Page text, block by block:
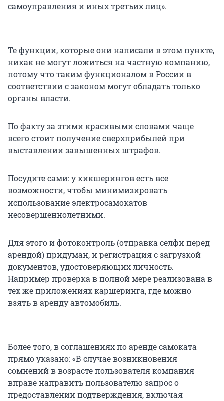
самоуправления и иных третьих лиц».
Те функции, которые они написали в этом пункте,
никак не могут ложиться на частную компанию,
потому что таким функционалом в России в
соответствии с законом могут обладать только
органы власти.
По факту за этими красивыми словами чаще
всего стоит получение сверхприбылей при
выставлении завышенных штрафов.
Посудите сами: у кикшерингов есть все
возможности, чтобы минимизировать
использование электросамокатов
несовершеннолетними.
Для этого и фотоконтроль (отправка селфи перед
арендой) придуман, и регистрация с загрузкой
документов, удостоверяющих личность.
Например проверка в полной мере реализована в
тех же приложениях каршеринга, где можно
взять в аренду автомобиль.
Более того, в соглашениях по аренде самоката
прямо указано: «В случае возникновения
сомнений в возрасте пользователя компания
вправе направить пользователю запрос о
предоставлении подтверждения, включая